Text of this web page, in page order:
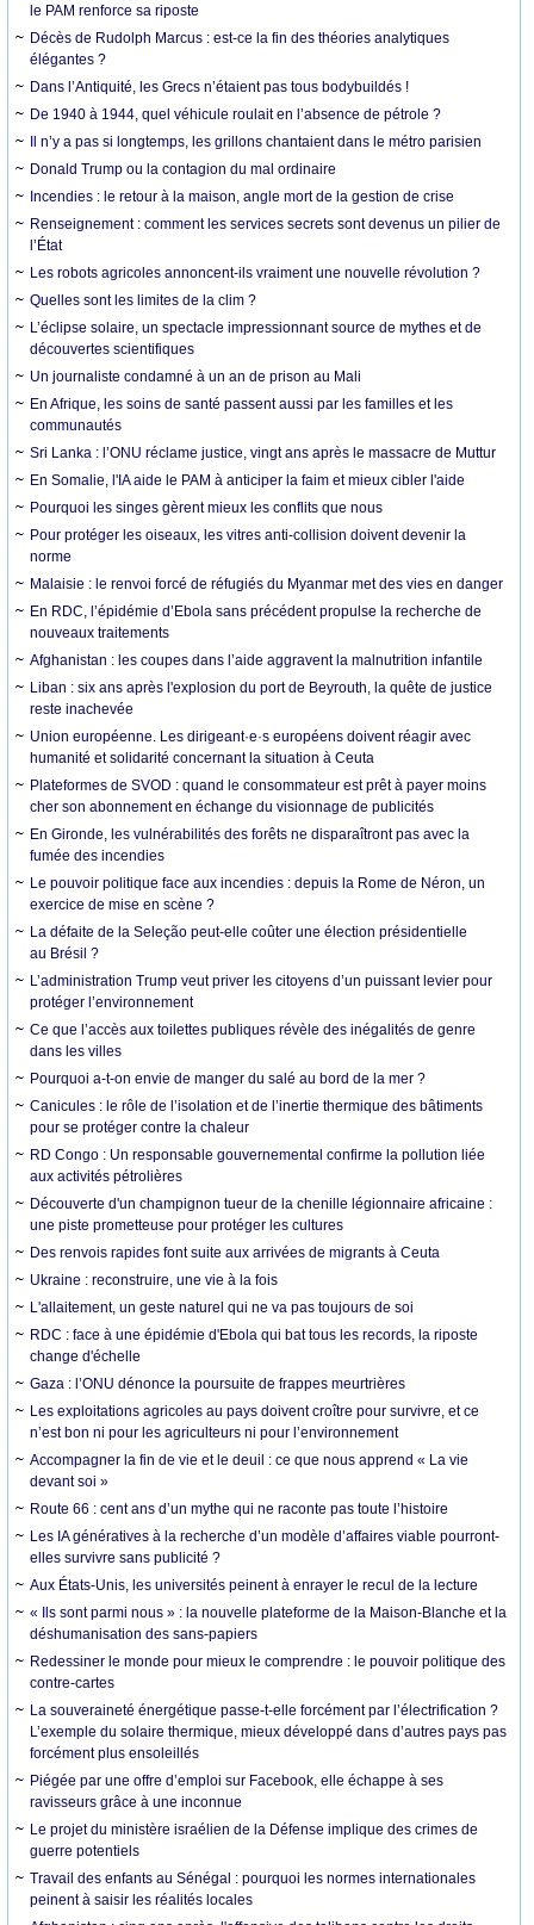
le PAM renforce sa riposte
Décès de Rudolph Marcus : est-ce la fin des théories analytiques
élégantes ?
Dans l’Antiquité, les Grecs n’étaient pas tous bodybuildés !
De 1940 à 1944, quel véhicule roulait en l’absence de pétrole ?
Il n’y a pas si longtemps, les grillons chantaient dans le métro parisien
Donald Trump ou la contagion du mal ordinaire
Incendies : le retour à la maison, angle mort de la gestion de crise
Renseignement : comment les services secrets sont devenus un pilier de
l’État
Les robots agricoles annoncent-ils vraiment une nouvelle révolution ?
Quelles sont les limites de la clim ?
L’éclipse solaire, un spectacle impressionnant source de mythes et de
découvertes scientifiques
Un journaliste condamné à un an de prison au Mali
En Afrique, les soins de santé passent aussi par les familles et les
communautés
Sri Lanka : l’ONU réclame justice, vingt ans après le massacre de Muttur
En Somalie, l'IA aide le PAM à anticiper la faim et mieux cibler l'aide
Pourquoi les singes gèrent mieux les conflits que nous
Pour protéger les oiseaux, les vitres anti-collision doivent devenir la
norme
Malaisie : le renvoi forcé de réfugiés du Myanmar met des vies en danger
En RDC, l’épidémie d’Ebola sans précédent propulse la recherche de
nouveaux traitements
Afghanistan : les coupes dans l’aide aggravent la malnutrition infantile
Liban : six ans après l'explosion du port de Beyrouth, la quête de justice
reste inachevée
Union européenne. Les dirigeant·e·s européens doivent réagir avec
humanité et solidarité concernant la situation à Ceuta
Plateformes de SVOD : quand le consommateur est prêt à payer moins
cher son abonnement en échange du visionnage de publicités
En Gironde, les vulnérabilités des forêts ne disparaîtront pas avec la
fumée des incendies
Le pouvoir politique face aux incendies : depuis la Rome de Néron, un
exercice de mise en scène ?
La défaite de la Seleção peut-elle coûter une élection présidentielle
au Brésil ?
L’administration Trump veut priver les citoyens d’un puissant levier pour
protéger l’environnement
Ce que l’accès aux toilettes publiques révèle des inégalités de genre
dans les villes
Pourquoi a-t-on envie de manger du salé au bord de la mer ?
Canicules : le rôle de l’isolation et de l’inertie thermique des bâtiments
pour se protéger contre la chaleur
RD Congo : Un responsable gouvernemental confirme la pollution liée
aux activités pétrolières
Découverte d'un champignon tueur de la chenille légionnaire africaine :
une piste prometteuse pour protéger les cultures
Des renvois rapides font suite aux arrivées de migrants à Ceuta
Ukraine : reconstruire, une vie à la fois
L'allaitement, un geste naturel qui ne va pas toujours de soi
RDC : face à une épidémie d'Ebola qui bat tous les records, la riposte
change d'échelle
Gaza : l’ONU dénonce la poursuite de frappes meurtrières
Les exploitations agricoles au pays doivent croître pour survivre, et ce
n’est bon ni pour les agriculteurs ni pour l’environnement
Accompagner la fin de vie et le deuil : ce que nous apprend « La vie
devant soi »
Route 66 : cent ans d’un mythe qui ne raconte pas toute l’histoire
Les IA génératives à la recherche d’un modèle d’affaires viable pourront-
elles survivre sans publicité ?
Aux États-Unis, les universités peinent à enrayer le recul de la lecture
« Ils sont parmi nous » : la nouvelle plateforme de la Maison-Blanche et la
déshumanisation des sans-papiers
Redessiner le monde pour mieux le comprendre : le pouvoir politique des
contre-cartes
La souveraineté énergétique passe-t-elle forcément par l’électrification ?
L’exemple du solaire thermique, mieux développé dans d’autres pays pas
forcément plus ensoleillés
Piégée par une offre d’emploi sur Facebook, elle échappe à ses
ravisseurs grâce à une inconnue
Le projet du ministère israélien de la Défense implique des crimes de
guerre potentiels
Travail des enfants au Sénégal : pourquoi les normes internationales
peinent à saisir les réalités locales